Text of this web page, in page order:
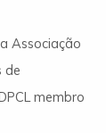
Associação
de
membro